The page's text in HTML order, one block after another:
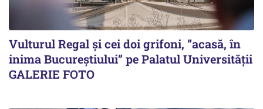
Vulturul Regal și cei doi grifoni, ”acasă, în
inima Bucureștiului” pe Palatul Universității
GALERIE FOTO